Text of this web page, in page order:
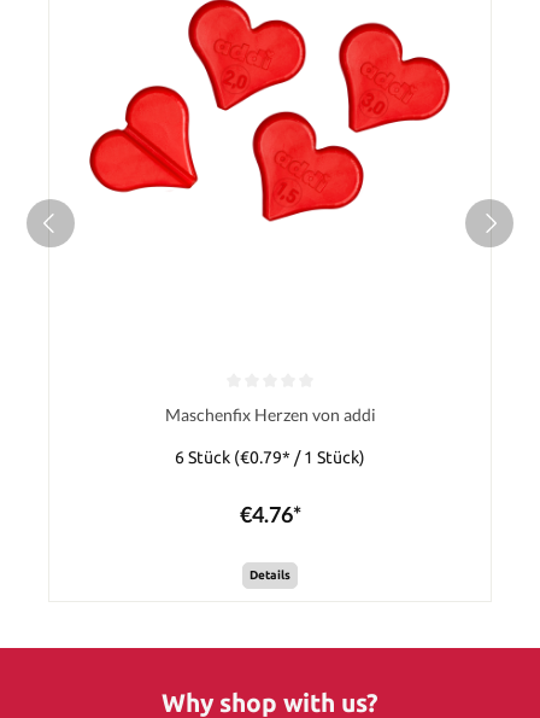
Maschenfix Herzen von addi
6 Stück (€0.79* / 1 Stück)
€4.76*
Details
Why shop with us?